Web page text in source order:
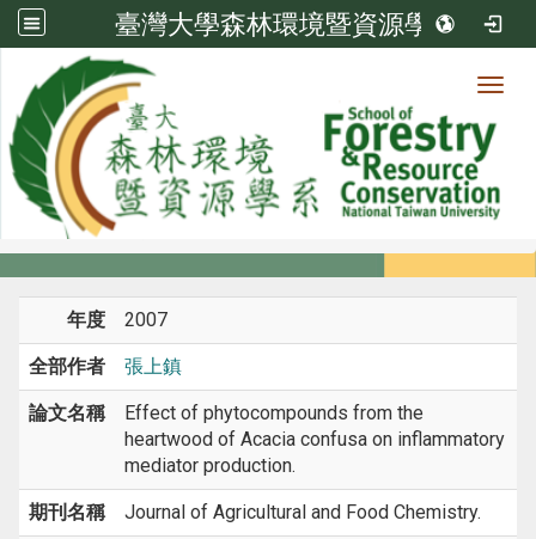
臺灣大學森林環境暨資源學系
系所成員
系所成員
年度 2007
全部作者 張上鎮
論文名稱
Effect of phytocompounds from the
heartwood of Acacia confusa on inflammatory
mediator production.
期刊名稱 Journal of Agricultural and Food Chemistry.